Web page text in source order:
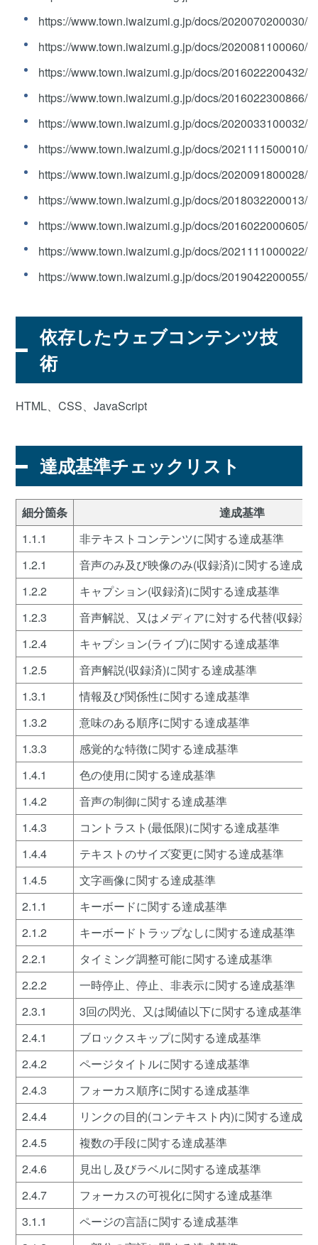
https://www.town.iwaizumi.g.jp/docs/2020070200030/
https://www.town.iwaizumi.g.jp/docs/2020081100060/
https://www.town.iwaizumi.g.jp/docs/2016022200432/
https://www.town.iwaizumi.g.jp/docs/2016022300866/
https://www.town.iwaizumi.g.jp/docs/2020033100032/
https://www.town.iwaizumi.g.jp/docs/2021111500010/
https://www.town.iwaizumi.g.jp/docs/2020091800028/
https://www.town.iwaizumi.g.jp/docs/2018032200013/
https://www.town.iwaizumi.g.jp/docs/2016022000605/
https://www.town.iwaizumi.g.jp/docs/2021111000022/
https://www.town.iwaizumi.g.jp/docs/2019042200055/
依存したウェブコンテンツ技
術
HTML、CSS、JavaScript
達成基準チェックリスト
細分箇条
達成基準
1.1.1
非テキストコンテンツに関する達成基準
1.2.1
音声のみ及び映像のみ(収録済)に関する達成基
1.2.2
キャプション(収録済)に関する達成基準
1.2.3
音声解説、又はメディアに対する代替(収録済
1.2.4
キャプション(ライブ)に関する達成基準
1.2.5
音声解説(収録済)に関する達成基準
1.3.1
情報及び関係性に関する達成基準
1.3.2
意味のある順序に関する達成基準
1.3.3
感覚的な特徴に関する達成基準
1.4.1
色の使用に関する達成基準
1.4.2
音声の制御に関する達成基準
1.4.3
コントラスト(最低限)に関する達成基準
1.4.4
テキストのサイズ変更に関する達成基準
1.4.5
文字画像に関する達成基準
2.1.1
キーボードに関する達成基準
2.1.2
キーボードトラップなしに関する達成基準
2.2.1
タイミング調整可能に関する達成基準
2.2.2
一時停止、停止、非表示に関する達成基準
2.3.1
3回の閃光、又は閾値以下に関する達成基準
2.4.1
ブロックスキップに関する達成基準
2.4.2
ページタイトルに関する達成基準
2.4.3
フォーカス順序に関する達成基準
2.4.4
リンクの目的(コンテキスト内)に関する達成基
2.4.5
複数の手段に関する達成基準
2.4.6
見出し及びラベルに関する達成基準
2.4.7
フォーカスの可視化に関する達成基準
3.1.1
ページの言語に関する達成基準